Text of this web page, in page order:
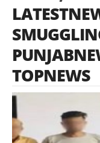
TOPNEWS